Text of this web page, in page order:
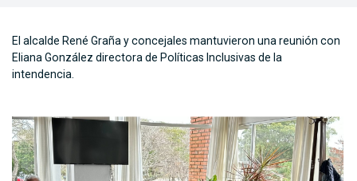
El alcalde René Graña y concejales mantuvieron una reunión con
Eliana González directora de Políticas Inclusivas de la
intendencia.